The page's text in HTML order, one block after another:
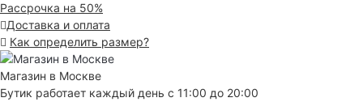
Рассрочка на 50%
Доставка и оплата
Как определить размер?
Магазин в Москве
Бутик работает каждый день с 11:00 до 20:00